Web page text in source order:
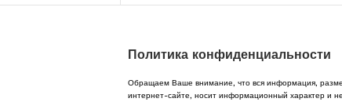
Политика конфиденциальности
Обращаем Ваше внимание, что вся информация,
интернет-сайте, носит информационный характер и не